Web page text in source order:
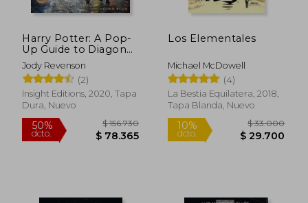
$ 35.460 $
Harry Potter: A Pop-
Up Guide to Diagon
Alley and Beyond (en
Inglés)
Jody Revenson
(2)
Insight Editions, 2020, Tapa
Dura, Nuevo
Los Elementales
Michael McDowell
(4)
La Bestia Equilatera, 2018,
Tapa Blanda, Nuevo